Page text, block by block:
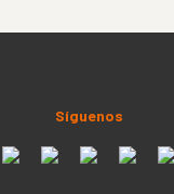
Síguenos